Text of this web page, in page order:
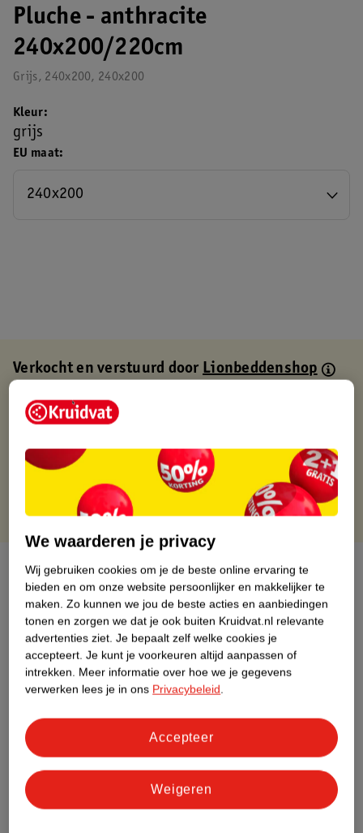
Pluche - anthracite
240x200/220cm
Grijs, 240x200, 240x200
EU maat
240x200
Kleur
grijs
Verkocht en verstuurd doorLionbeddenshop
Binnen 1 werkdag verstuurd
Gratis thuisbezorgd
Gratis punten met je Kruidvat kaart
Over dit product
Productinformatie
Etiketinformatie
Nature Impact Score
Impact Score.
Meer informatie
We waarderen je privacy
Wij gebruiken cookies om je de beste online ervaring te
bieden en om onze website persoonlijker en makkelijker te
maken. Zo kunnen we jou de beste acties en aanbiedingen
tonen en zorgen we dat je ook buiten Kruidvat.nl relevante
advertenties ziet. Je bepaalt zelf welke cookies je
accepteert. Je kunt je voorkeuren altijd aanpassen of
intrekken. Meer informatie over hoe we je gegevens
verwerken lees je in ons Privacybeleid.
Weigeren
Accepteer